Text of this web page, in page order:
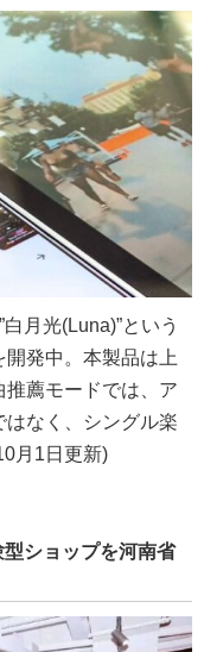
月光(Luna)”という
発中。本製品は上
薦モードでは、ア
はなく、シングル楽
月1日更新)
ショップを河南省